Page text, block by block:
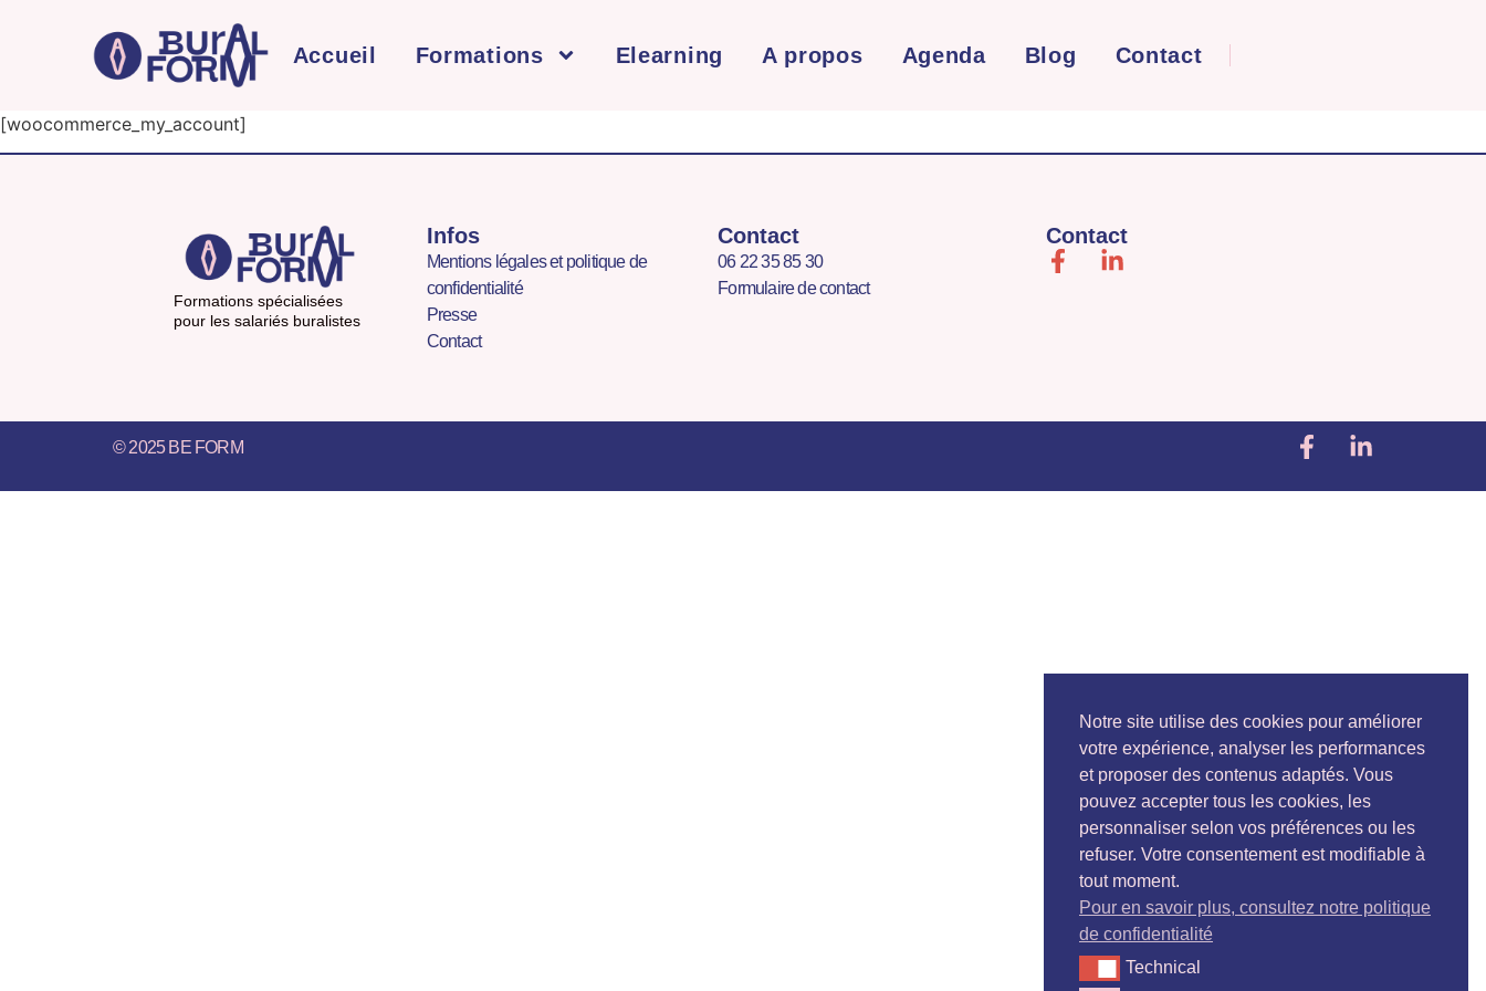
Accueil Formations Elearning A propos Agenda Blog Contact
[woocommerce_my_account]
Formations spécialisées
pour les salariés buralistes
Infos
Mentions légales et politique de
confidentialité
Presse
Contact
Contact
06 22 35 85 30
Formulaire de contact
Contact
© 2025 BE FORM
Notre site utilise des cookies pour améliorer
votre expérience, analyser les performances
et proposer des contenus adaptés. Vous
pouvez accepter tous les cookies, les
personnaliser selon vos préférences ou les
refuser. Votre consentement est modifiable à
tout moment.
Pour en savoir plus, consultez notre politique
de confidentialité
TechnicalTechnical